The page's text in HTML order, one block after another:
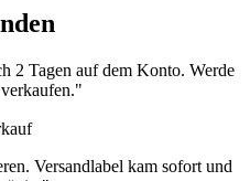
2 Tagen auf dem Konto. Werde
Versandlabel kam sofort und